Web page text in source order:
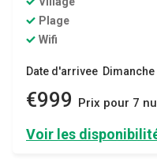
Plage
Wifi
Date d'arrivee Dimanche
€999 Prix ​​pour 7
Voir les